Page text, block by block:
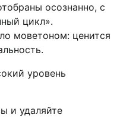
осознанно, с
цикл».
моветоном: ценится
уровень
и удаляйте